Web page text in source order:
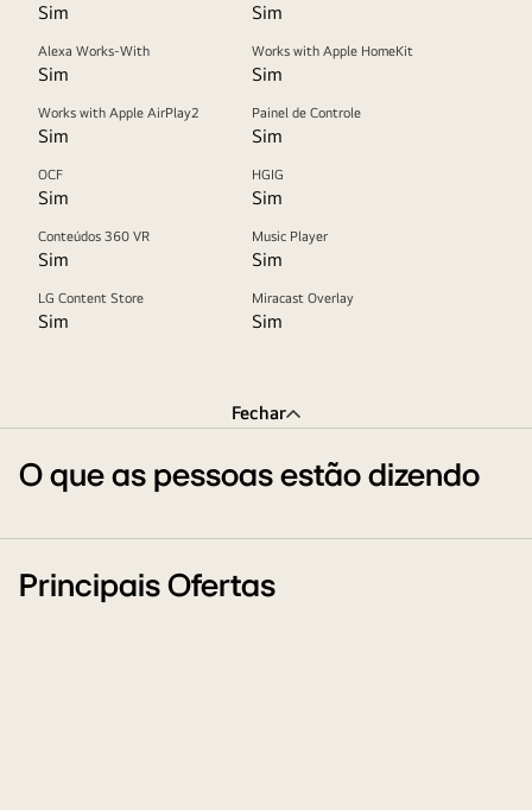
Sim Sim
Alexa Works-With
Sim
Works with Apple HomeKit
Sim
Works with Apple AirPlay2
Sim
Painel de Controle
Sim
OCF
Sim
HGIG
Sim
Conteúdos 360 VR
Sim
Music Player
Sim
LG Content Store
Sim
Miracast Overlay
Sim
Fechar
O que as pessoas estão dizendo
Principais Ofertas